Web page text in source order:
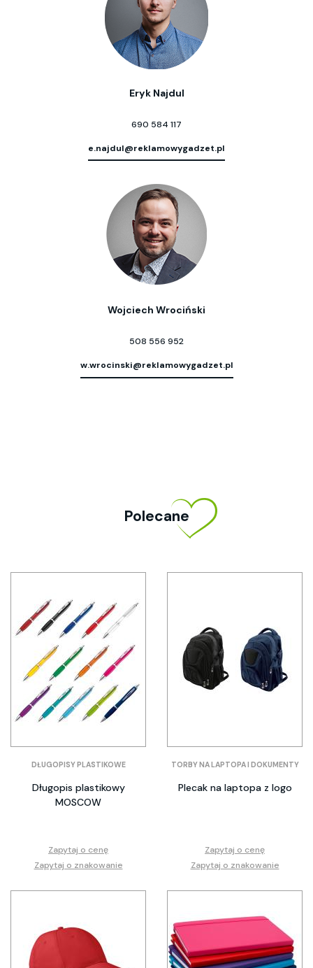
Eryk Najdul
690 584 117
e.najdul@reklamowygadzet.pl
Wojciech Wrociński
508 556 952
w.wrocinski@reklamowygadzet.pl
Polecane
DŁUGOPISY PLASTIKOWE
Długopis plastikowy
MOSCOW
Zapytaj o cenę
Zapytaj o znakowanie
TORBY NA LAPTOPA I DOKUMENTY
Plecak na laptopa z logo
Zapytaj o cenę
Zapytaj o znakowanie